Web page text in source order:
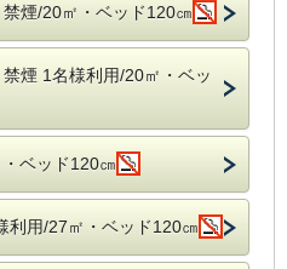
煙/20㎡・ベッド120㎝
煙 1名様利用/20㎡・ベッ
ベッド120㎝
利用/27㎡・ベッド120㎝